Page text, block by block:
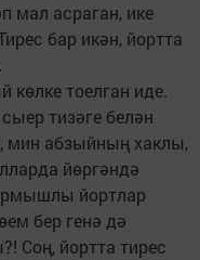
мал асраган, ике
бар икән, йортта
тоелган иде.
тизәге белән
мин абзыйның хаклы,
йөргәндә
йортлар
бер генә дә
Соң, йортта тирес